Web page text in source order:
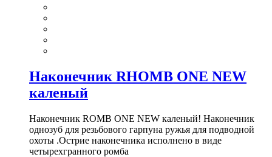
Наконечник RHOMB ONE NEW
каленый
Наконечник ROMB ONE NEW каленый! Наконечник
однозуб для резьбового гарпуна ружья для подводной
охоты .Острие наконечника исполнено в виде
четырехгранного ромба